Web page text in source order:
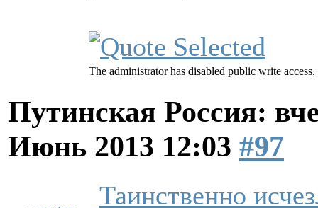
The administrator has disabled public write access.
Путинская Россия:
Июнь 2013 12:03 #97
Таинственно